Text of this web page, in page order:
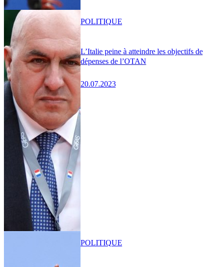
L’Italie peine à atteindre les objectifs de
dépenses de l’OTAN
20.07.2023
POLITIQUE
POLITIQUE